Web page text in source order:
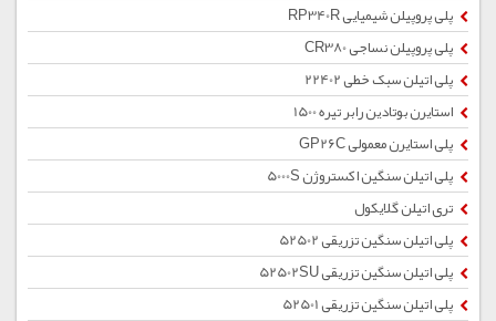
پلی پروپیلن شیمیایی RP340R
پلی پروپیلن نساجی CR380
پلی اتیلن سبک خطی 22402
استایرن بوتادین رابر تیره 1500
پلی استایرن معمولی GP26C
پلی اتیلن سنگین اکستروژن 5000S
تری اتیلن گلایکول
پلی اتیلن سنگین تزریقی 52502
پلی اتیلن سنگین تزریقی 52502SU
پلی اتیلن سنگین تزریقی 52501